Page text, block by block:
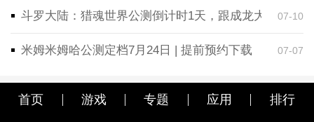
斗罗大陆：猎魂世界公测倒计时1天，跟成龙大哥一起
07-10
米姆米姆哈公测定档7月24日 | 提前预约下载 07-07
首页 游戏 专题 应用 排行